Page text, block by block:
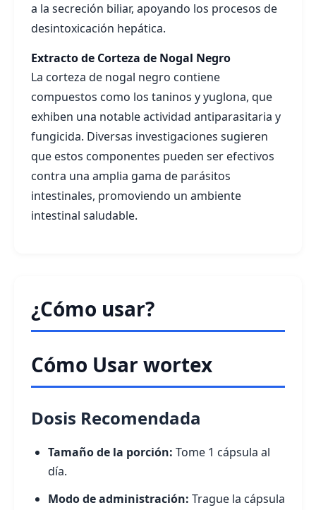
a la secreción biliar, apoyando los procesos de
desintoxicación hepática.
Extracto de Corteza de Nogal Negro
La corteza de nogal negro contiene
compuestos como los taninos y yuglona, que
exhiben una notable actividad antiparasitaria y
fungicida. Diversas investigaciones sugieren
que estos componentes pueden ser efectivos
contra una amplia gama de parásitos
intestinales, promoviendo un ambiente
intestinal saludable.
¿Cómo usar?
Cómo Usar wortex
Dosis Recomendada
Tamaño de la porción: Tome 1 cápsula al
día.
Modo de administración: Trague la cápsula